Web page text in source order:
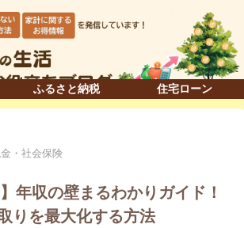
ふるさと納税 住宅ローン
・社会保険
年収の壁まるわかりガイド！
りを最大化する方法